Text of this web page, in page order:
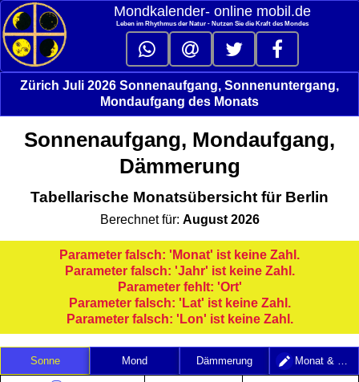
Mondkalender‑ online mobil.de
Leben im Rhythmus der Natur - Nutzen Sie die Kraft des Mondes
Zürich Juli 2026 Sonnenaufgang, Sonnenuntergang,
Mondaufgang des Monats
Sonnenaufgang, Mondaufgang,
Dämmerung
Tabellarische Monatsübersicht für Berlin
Berechnet für: August 2026
Parameter falsch: 'Monat' ist keine Zahl.
Parameter falsch: 'Jahr' ist keine Zahl.
Parameter fehlt: 'Ort'
Parameter falsch: 'Lat' ist keine Zahl.
Parameter falsch: 'Lon' ist keine Zahl.
Sonne Mond Dämmerung